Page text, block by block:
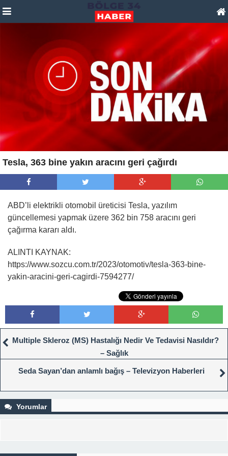
Tesla, 363 bine yakın aracını geri çağırdı
ABD’li elektrikli otomobil üreticisi Tesla, yazılım
güncellemesi yapmak üzere 362 bin 758 aracını geri
çağırma kararı aldı.
ALINTI KAYNAK:
https://www.sozcu.com.tr/2023/otomotiv/tesla-363-bine-
yakin-aracini-geri-cagirdi-7594277/
Multiple Skleroz (MS) Hastalığı Nedir Ve Tedavisi Nasıldır?
– Sağlık
Seda Sayan’dan anlamlı bağış – Televizyon Haberleri
Yorumlar